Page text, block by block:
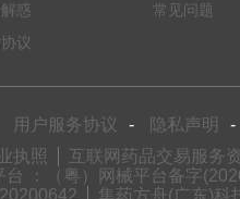
惑
议
常见问题
用户服务协议 - 隐私声明
-
执照
互联网药品交易服务
台 ：（粤）网械平台备字
集药方舟(广东)科